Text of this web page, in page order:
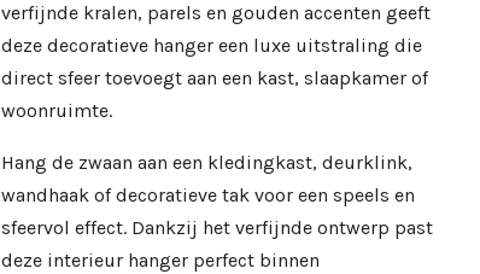
verfijnde kralen, parels en gouden accenten geeft
deze decoratieve hanger een luxe uitstraling die
direct sfeer toevoegt aan een kast, slaapkamer of
woonruimte.
Hang de zwaan aan een kledingkast, deurklink,
wandhaak of decoratieve tak voor een speels en
sfeervol effect. Dankzij het verfijnde ontwerp past
deze interieur hanger perfect binnen